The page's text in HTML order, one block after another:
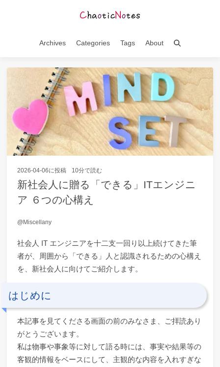
Archives Categories Tags About
2026-04-06に投稿 10分で読む
新社会人に贈る「できる」ITエンジニ
ア ６つの心構え
Miscellany
社会人 IT エンジニアを十二支一回り以上続けてきた筆
者が、周囲から「できる」人と認識されるための心構え
を、新社会人に向けてご紹介します。
はじめに
本記事を見てくださる画面の前のみなさま、ご拝読あり
がとうございます。
私は物事や事象等に対して語る時には、事実や結果等の
客観的情報をベースにして、主観的な内容を入れすぎな